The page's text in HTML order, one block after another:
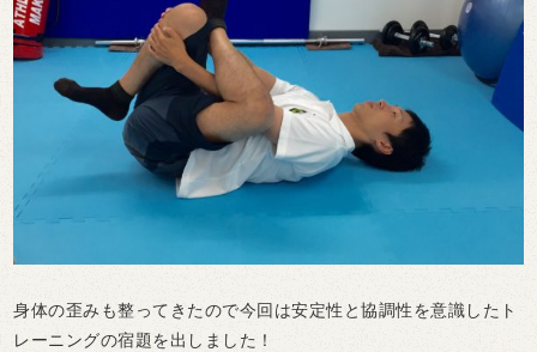
身体の歪みも整ってきたので今回は安定性と協調性を意識したト
レーニングの宿題を出しました！